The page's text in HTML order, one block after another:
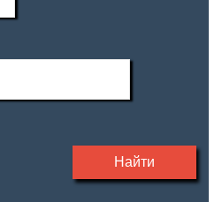
Найти